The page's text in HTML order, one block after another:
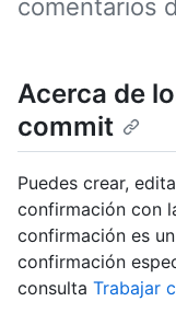
comentarios
Acerca de
commit
Puedes crear,
confirmación con
confirmación es
confirmación
consulta Trabajar